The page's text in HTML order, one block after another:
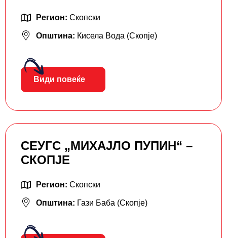
Регион: Скопски
Општина: Кисела Вода (Скопје)
Види повеќе
СЕУГС „МИХАЈЛО ПУПИН“ –
СКОПЈЕ
Регион: Скопски
Општина: Гази Баба (Скопје)